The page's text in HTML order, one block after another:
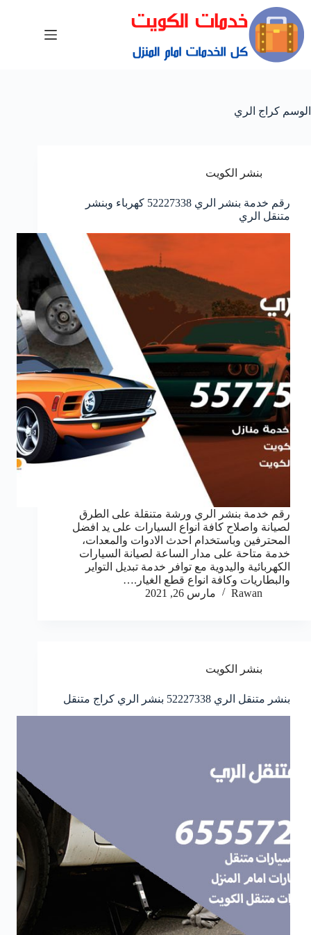
الوسم كراج الري
بنشر الكويت
رقم خدمة بنشر الري 52227338 كهرباء وبنشر
متنقل الري
رقم خدمة بنشر الري ورشة متنقلة على الطرق
لصيانة واصلاح كافة انواع السيارات على يد افضل
المحترفين وباستخدام احدث الادوات والمعدات،
خدمة متاحة على مدار الساعة لصيانة السيارات
الكهربائية واليدوية مع توافر خدمة تبديل التواير
والبطاريات وكافة انواع قطع الغيار.…
Rawan
مارس 26, 2021
بنشر الكويت
بنشر متنقل الري 52227338 بنشر الري كراج متنقل